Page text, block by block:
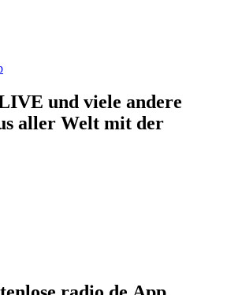
und viele andere
aller Welt mit der